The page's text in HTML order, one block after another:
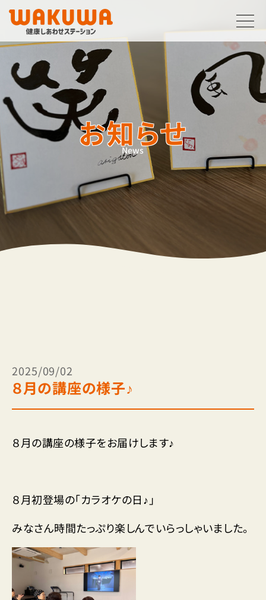
お知らせ
News
サービス
利用案内
フロアガイド
お知らせ
企業案内
採用情報
お問い合わせ
0772-62-3038
2025/09/02
８月の講座の様子♪
８月の講座の様子をお届けします♪
８月初登場の「カラオケの日♪」
みなさん時間たっぷり楽しんでいらっしゃいました。